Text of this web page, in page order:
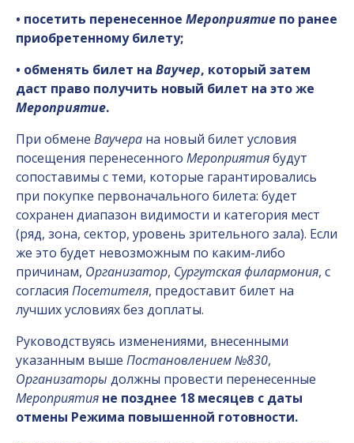
• посетить перенесенное Мероприятие по ранее
приобретенному билету;
• обменять билет на Ваучер, который затем
даст право получить новый билет на это же
Мероприятие.
При обмене Ваучера на новый билет условия
посещения перенесенного Мероприятиябудут
сопоставимы с теми, которые гарантировались
при покупке первоначального билета: будет
сохранен диапазон видимости и категория мест
(ряд, зона, сектор, уровень зрительного зала). Если
же это будет невозможным по каким-либо
причинам, Организатор, Сургутская филармония, с
согласия Посетителя, предоставит билет на
лучших условиях без доплаты.
Руководствуясь изменениями, внесенными
указанным выше Постановлением №830,
Организаторы должны провести перенесенные
Мероприятия не позднее 18 месяцев с даты
отмены Режима повышенной готовности.